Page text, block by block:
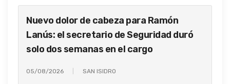
Nuevo dolor de cabeza para Ramón
Lanús: el secretario de Seguridad duró
solo dos semanas en el cargo
05/08/2026 SAN ISIDRO